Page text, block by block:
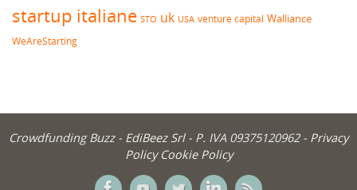
startup italiane STO uk USA venture capital Walliance
WeAreStarting
Crowdfunding Buzz - EdiBeez Srl - P. IVA 09375120962 - Privacy
Policy Cookie Policy